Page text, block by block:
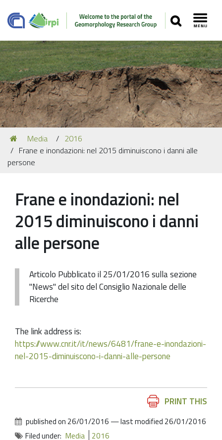
SEARCH
Navigation
Our Location
You
are
here:
Media
2016
Frane e inondazioni: nel 2015 diminuiscono i danni alle
persone
Frane e inondazioni: nel
2015 diminuiscono i danni
alle persone
Articolo Pubblicato il 25/01/2016 sulla sezione
"News" del sito del Consiglio Nazionale delle
Ricerche
The link address is:
https://www.cnr.it/it/news/6481/frane-e-inondazioni-
nel-2015-diminuiscono-i-danni-alle-persone
PRINT THIS
published on 26/01/2016 —last modified 26/01/2016
Filed under: Media 2016